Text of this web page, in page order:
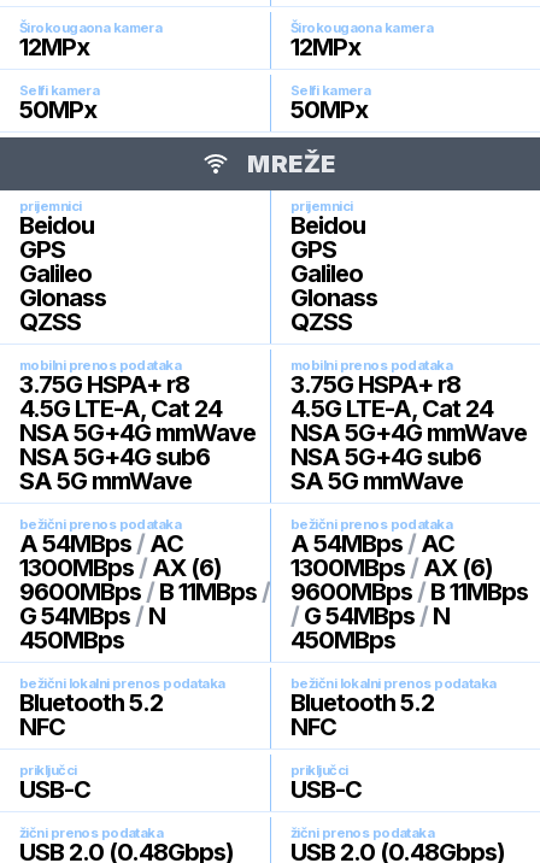
Širokougaona kamera
12MPx
Širokougaona kamera
12MPx
Selfi kamera
50MPx
Selfi kamera
50MPx
MREŽE
prijemnici
Beidou
GPS
Galileo
Glonass
QZSS
prijemnici
Beidou
GPS
Galileo
Glonass
QZSS
mobilni prenos podataka
3.75G HSPA+ r8
4.5G LTE-A, Cat 24
NSA 5G+4G mmWave
NSA 5G+4G sub6
SA 5G mmWave
mobilni prenos podataka
3.75G HSPA+ r8
4.5G LTE-A, Cat 24
NSA 5G+4G mmWave
NSA 5G+4G sub6
SA 5G mmWave
bežični prenos podataka
A 54MBps / AC
1300MBps / AX (6)
9600MBps / B 11MBps /
G 54MBps / N
450MBps
bežični prenos podataka
A 54MBps / AC
1300MBps / AX (6)
9600MBps / B 11MBps
/ G 54MBps / N
450MBps
bežični lokalni prenos podataka
Bluetooth 5.2
NFC
bežični lokalni prenos podataka
Bluetooth 5.2
NFC
priključci
USB-C
priključci
USB-C
žični prenos podataka
USB 2.0 (0.48Gbps)
žični prenos podataka
USB 2.0 (0.48Gbps)